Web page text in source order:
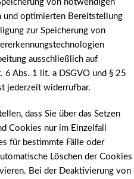
von notwendigen
und optimierten Bereitstellung
zur Speicherung von
ausschließlich auf
6 Abs. 1 lit. a DSGVO und § 25
jederzeit widerrufbar.
dass Sie über das Setzen
Cookies nur im Einzelfall
für bestimmte Fälle oder
Löschen der Cookies
Bei der Deaktivierung von